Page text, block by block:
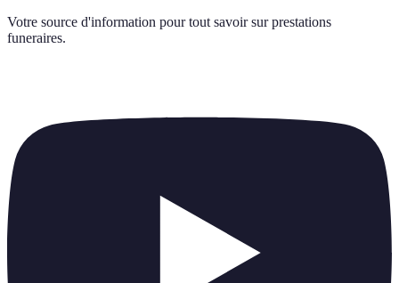
Votre source d'information pour tout savoir sur prestations
funeraires.